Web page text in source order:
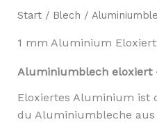
Start / Blech /
1 mm Aluminium Eloxiert
Aluminiumblech eloxiert
Eloxiertes Aluminium ist
du Aluminiumbleche aus